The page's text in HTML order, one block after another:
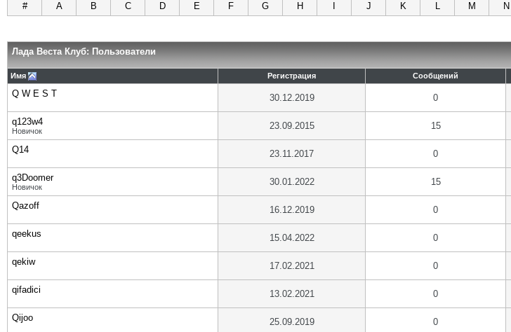
# A B C D E F G H J K L M N
Лада Веста Клуб: Пользователи
Имя Регистрация Сообщений
Q W E S T 30.12.2019 0
q123w4
Новичок 23.09.2015 15
Q14 23.11.2017 0
q3Doomer
Новичок 30.01.2022 15
Qazoff 16.12.2019 0
qeekus 15.04.2022 0
qekiw 17.02.2021 0
qifadici 13.02.2021 0
Qijoo 25.09.2019 0